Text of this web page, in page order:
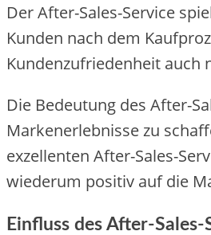
Der After-Sales-Service
Kunden nach dem
Kundenzufriedenheit auch
Die Bedeutung des After-
Markenerlebnisse zu
exzellenten After-Sales-
wiederum positiv auf die
Einfluss des After-